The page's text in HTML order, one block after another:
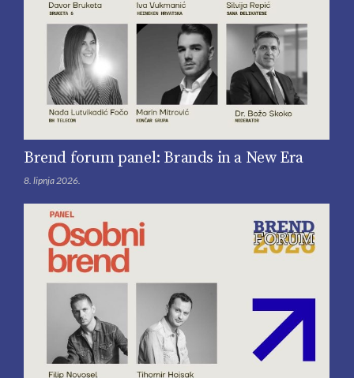
Brend forum panel: Brands in a New Era
8. lipnja 2026.